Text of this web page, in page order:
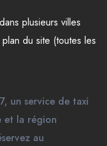
plusieurs villes
plan du site (toutes les
un service de taxi
et la région
au